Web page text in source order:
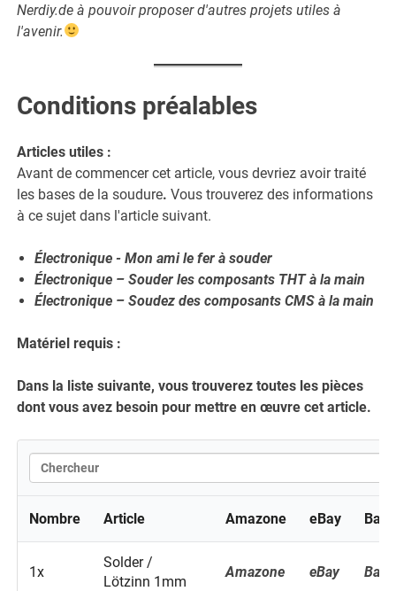
Nerdiy.de à pouvoir proposer d'autres projets utiles à
l'avenir.
Conditions préalables
Articles utiles :
Avant de commencer cet article, vous devriez avoir traité
les bases de la soudure.Vous trouverez des informations
à ce sujet dans l'article suivant.
Électronique - Mon ami le fer à souder
Électronique – Souder les composants THT à la main
Électronique – Soudez des composants CMS à la main
Matériel requis :
Dans la liste suivante, vous trouverez toutes les pièces
dont vous avez besoin pour mettre en œuvre cet article.
Nombre Article Amazone eBay
1x
Solder /
Lötzinn 1mm
Amazone eBay